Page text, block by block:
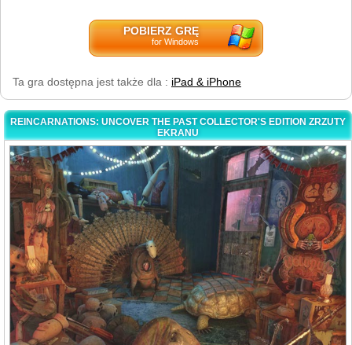
POBIERZ GRĘ
for Windows
Ta gra dostępna jest także dla : iPad & iPhone
REINCARNATIONS: UNCOVER THE PAST COLLECTOR'S EDITION ZRZUTY
EKRANU